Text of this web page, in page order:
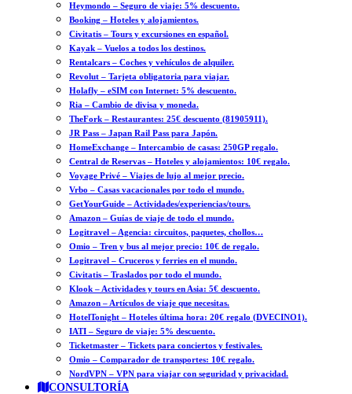
Heymondo – Seguro de viaje: 5% descuento.
Booking – Hoteles y alojamientos.
Civitatis – Tours y excursiones en español.
Kayak – Vuelos a todos los destinos.
Rentalcars – Coches y vehículos de alquiler.
Revolut – Tarjeta obligatoria para viajar.
Holafly – eSIM con Internet: 5% descuento.
Ria – Cambio de divisa y moneda.
TheFork – Restaurantes: 25€ descuento (81905911).
JR Pass – Japan Rail Pass para Japón.
HomeExchange – Intercambio de casas: 250GP regalo.
Central de Reservas – Hoteles y alojamientos: 10€ regalo.
Voyage Privé – Viajes de lujo al mejor precio.
Vrbo – Casas vacacionales por todo el mundo.
GetYourGuide – Actividades/experiencias/tours.
Amazon – Guías de viaje de todo el mundo.
Logitravel – Agencia: circuitos, paquetes, chollos…
Omio – Tren y bus al mejor precio: 10€ de regalo.
Logitravel – Cruceros y ferries en el mundo.
Civitatis – Traslados por todo el mundo.
Klook – Actividades y tours en Asia: 5€ descuento.
Amazon – Artículos de viaje que necesitas.
HotelTonight – Hoteles última hora: 20€ regalo (DVECINO1).
IATI – Seguro de viaje: 5% descuento.
Ticketmaster – Tickets para conciertos y festivales.
Omio – Comparador de transportes: 10€ regalo.
NordVPN – VPN para viajar con seguridad y privacidad.
CONSULTORÍA